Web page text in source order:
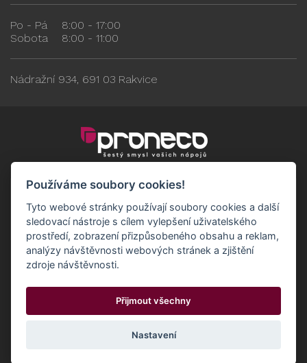
Po - Pá
8:00 - 17:00
Sobota
8:00 - 11:00
Nádražní 934, 691 03 Rakvice
GDPR - Odběratelé
GDPR - Dodavatelé
Možnosti dopravy a platby
Cookies
© 2024 Proneco
Používáme soubory cookies!
Tyto webové stránky používají soubory cookies a další
sledovací nástroje s cílem vylepšení uživatelského
prostředí, zobrazení přizpůsobeného obsahu a reklam,
analýzy návštěvnosti webových stránek a zjištění
zdroje návštěvnosti.
Přijmout všechny
Nastavení